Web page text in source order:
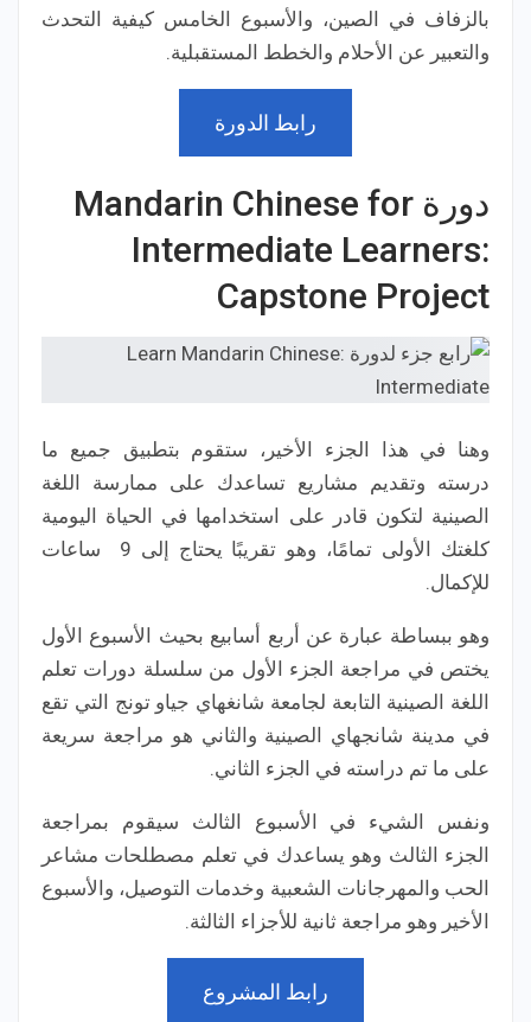
بالزفاف في الصين، والأسبوع الخامس كيفية التحدث
والتعبير عن الأحلام والخطط المستقبلية.
رابط الدورة
دورة Mandarin Chinese for
Intermediate Learners:
Capstone Project
وهنا في هذا الجزء الأخير، ستقوم بتطبيق جميع ما
درسته وتقديم مشاريع تساعدك على ممارسة اللغة
الصينية لتكون قادر على استخدامها في الحياة اليومية
كلغتك الأولى تمامًا، وهو تقريبًا يحتاج إلى 9 ساعات
للإكمال.
وهو ببساطة عبارة عن أربع أسابيع بحيث الأسبوع الأول
يختص في مراجعة الجزء الأول من سلسلة دورات تعلم
اللغة الصينية التابعة لجامعة شانغهاي جياو تونج التي تقع
في مدينة شانجهاي الصينية والثاني هو مراجعة سريعة
على ما تم دراسته في الجزء الثاني.
ونفس الشيء في الأسبوع الثالث سيقوم بمراجعة
الجزء الثالث وهو يساعدك في تعلم مصطلحات مشاعر
الحب والمهرجانات الشعبية وخدمات التوصيل، والأسبوع
الأخير وهو مراجعة ثانية للأجزاء الثالثة.
رابط المشروع